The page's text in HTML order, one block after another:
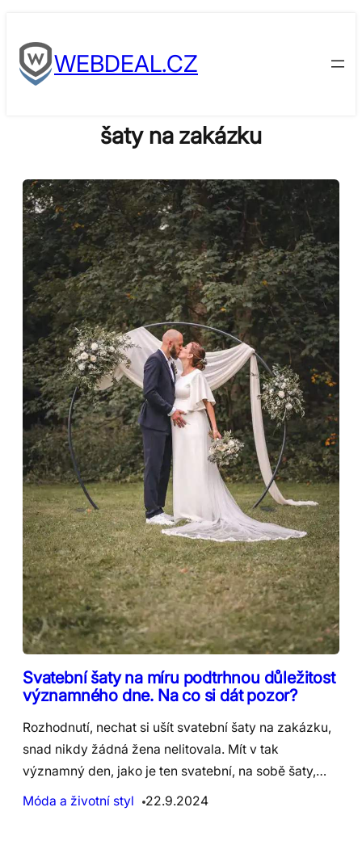
to
contentWEBDEAL.CZ
šaty na zakázku
Svatební šaty na míru podtrhnou důležitost
významného dne. Na co si dát pozor?
Rozhodnutí, nechat si ušít svatební šaty na zakázku,
snad nikdy žádná žena nelitovala. Mít v tak
významný den, jako je ten svatební, na sobě šaty,…
Móda a životní styl
22.9.2024